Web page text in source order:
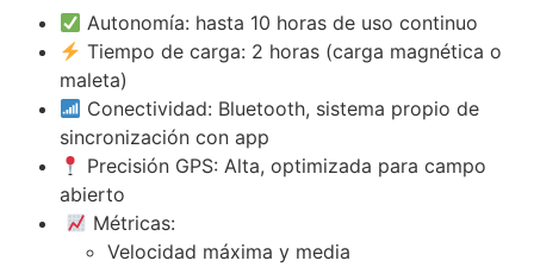
Autonomía: hasta 10 horas de uso continuo
Tiempo de carga: 2 horas (carga magnética o
maleta)
Conectividad: Bluetooth, sistema propio de
sincronización con app
Precisión GPS: Alta, optimizada para campo
abierto
Métricas:
Velocidad máxima y media